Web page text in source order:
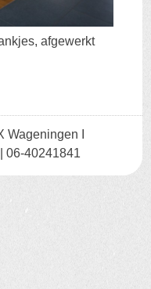
afgewerkt
Wageningen I
| 06-40241841